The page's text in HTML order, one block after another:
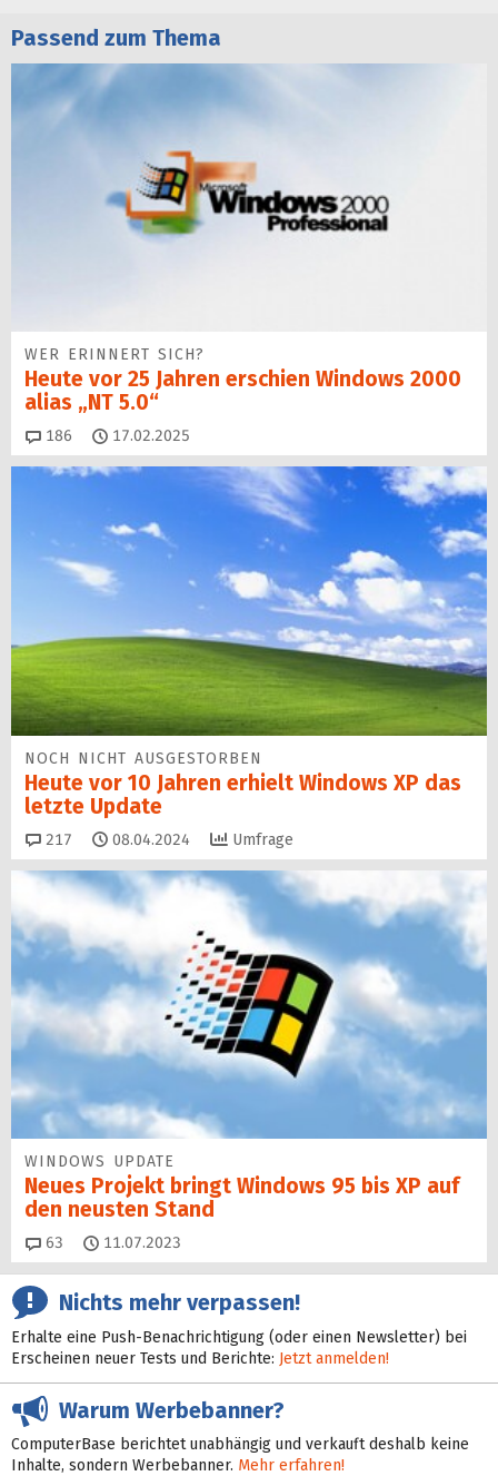
Passend zum Thema
WER ERINNERT SICH?
Heute vor 25 Jahren erschien Windows 2000
alias „NT 5.0“
186 Kommentare
17.02.2025
NOCH NICHT AUSGESTORBEN
Heute vor 10 Jahren erhielt Windows XP das
letzte Update
217 Kommentare
08.04.2024 Umfrage
WINDOWS UPDATE
Neues Projekt bringt Windows 95 bis XP auf
den neusten Stand
63 Kommentare
11.07.2023
Nichts mehr verpassen!
Erhalte eine Push-Benachrichtigung (oder einen Newsletter) bei
Erscheinen neuer Tests und Berichte: Jetzt anmelden!
Warum Werbebanner?
ComputerBase berichtet unabhängig und verkauft deshalb keine
Inhalte, sondern Werbebanner. Mehr erfahren!